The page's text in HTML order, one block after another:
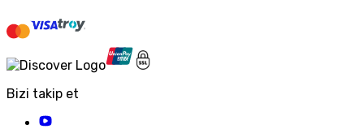
Bizi takip et